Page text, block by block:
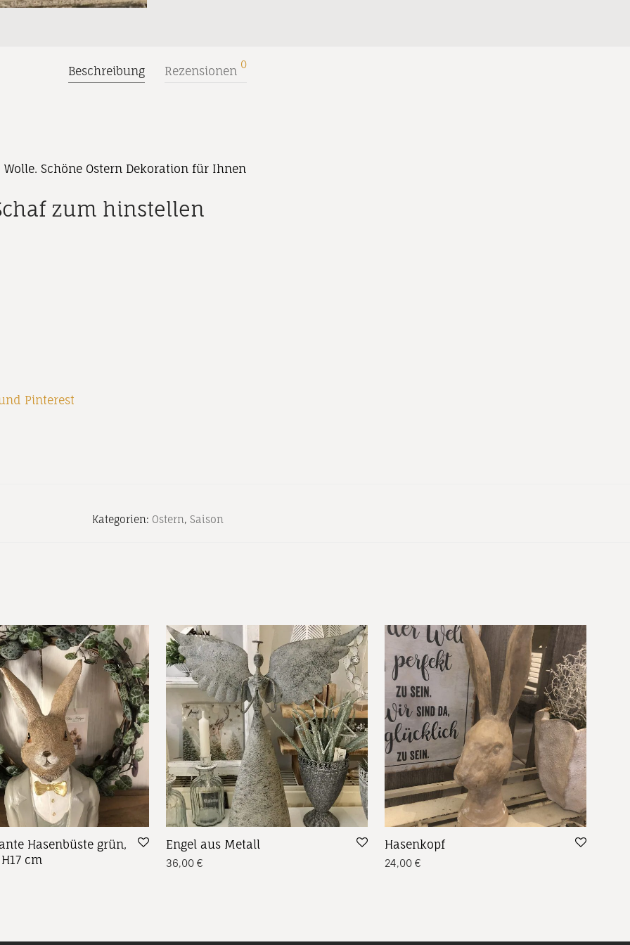
Beschreibung Rezensionen 0
Schöne Ostern Dekoration für Ihnen
zum hinstellen
Pinterest
Kategorien: Ostern, Saison
Hasenbüste grün,
cm
Engel aus Metall
36,00 €
Hasenkopf
24,00 €